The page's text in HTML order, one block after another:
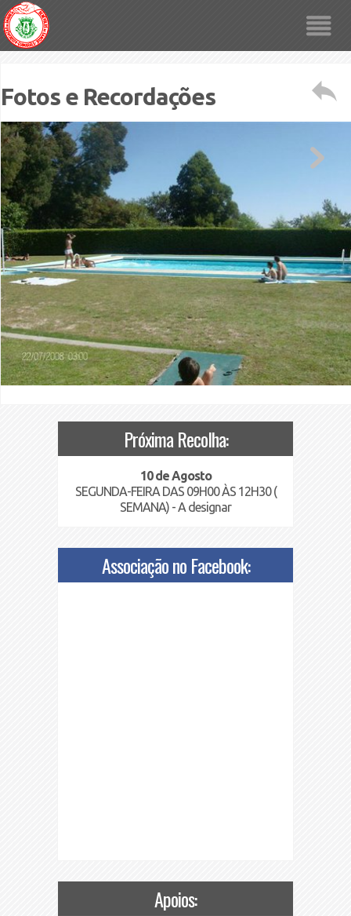
Fotos e Recordações
Próxima Recolha:
10 de Agosto
SEGUNDA-FEIRA DAS 09H00 ÀS 12H30 (
SEMANA) - A designar
Associação no Facebook:
Apoios: